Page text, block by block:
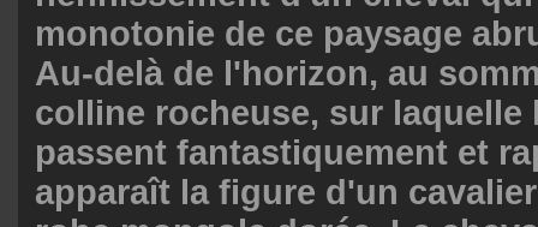
monotonie de ce paysage
Au-delà de l'horizon, au
colline rocheuse, sur laquelle
passent fantastiquement et
apparaît la figure d'un